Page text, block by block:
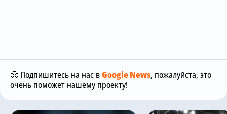
🥺 Подпишитесь на нас вGoogle News, пожалуйста, это
очень поможет нашему проекту!